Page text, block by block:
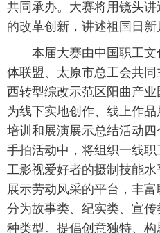
看天下 晋月读
太原日报 太原晚报
共同承办。大赛将用镜头
的改革创新，讲述祖国日新
本届大赛由中国职工文
体联盟、太原市总工会共
西转型综改示范区阳曲产
为线下实地创作、线上作
培训和展演展示总结活动
手拍活动中，将组织一线
工影视爱好者的摄制技能
展示劳动风采的平台，丰
分为故事类、纪实类、宣
种类型。提倡创意独特、